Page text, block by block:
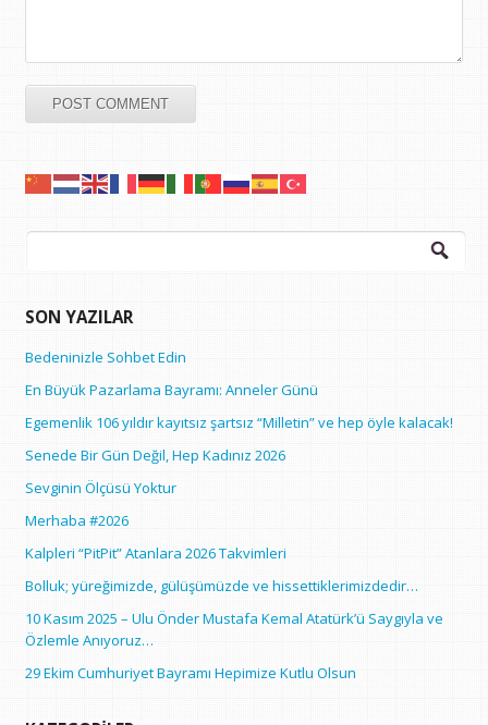
Arama:
SON YAZILAR
Bedeninizle Sohbet Edin
En Büyük Pazarlama Bayramı: Anneler Günü
Egemenlik 106 yıldır kayıtsız şartsız “Milletin” ve hep öyle kalacak!
Senede Bir Gün Değil, Hep Kadınız 2026
Sevginin Ölçüsü Yoktur
Merhaba #2026
Kalpleri “PitPit” Atanlara 2026 Takvimleri
Bolluk; yüreğimizde, gülüşümüzde ve hissettiklerimizdedir…
10 Kasım 2025 – Ulu Önder Mustafa Kemal Atatürk’ü Saygıyla ve
Özlemle Anıyoruz…
29 Ekim Cumhuriyet Bayramı Hepimize Kutlu Olsun